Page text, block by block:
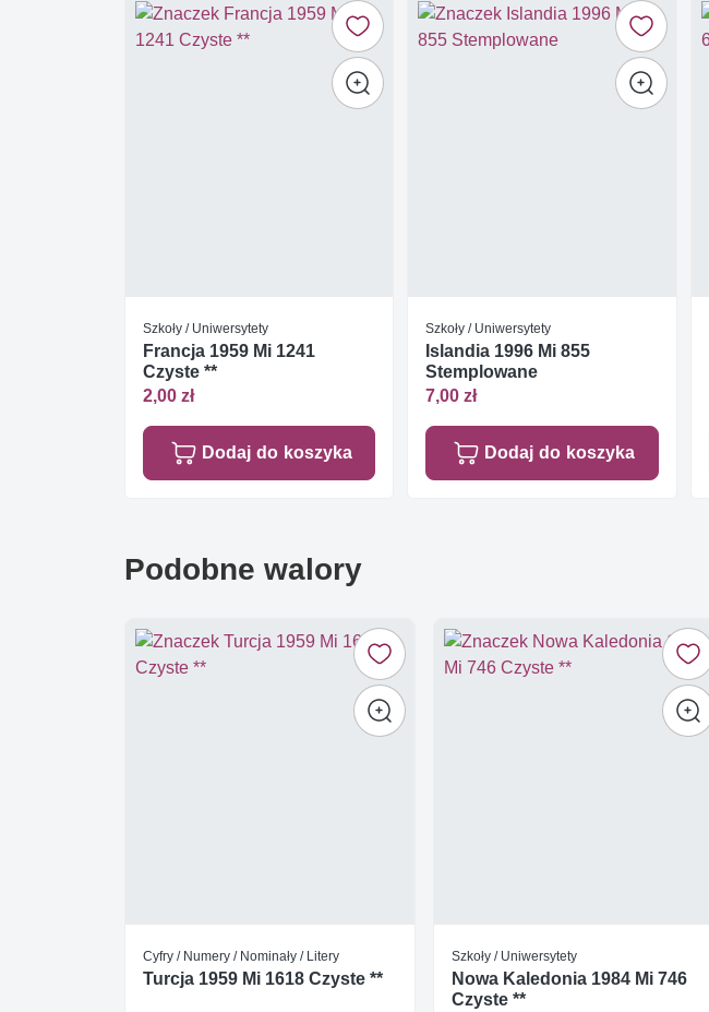
Szkoły / Uniwersytety
Francja 1959 Mi 1241
Czyste **
2,00 zł
Dodaj do koszyka
Szkoły / Uniwersytety
Islandia 1996 Mi 855
Stemplowane
7,00 zł
Dodaj do koszyka
Podobne walory
Cyfry / Numery / Nominały / Litery
Turcja 1959 Mi 1618 Czyste **
Szkoły / Uniwersytety
Nowa Kaledonia 1984 Mi 746
Czyste **